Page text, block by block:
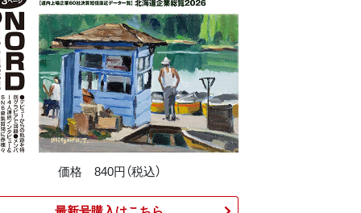
価格 840円（税込）